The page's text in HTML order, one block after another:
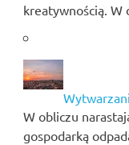
kreatywnością. W
W obliczu
gospodarką